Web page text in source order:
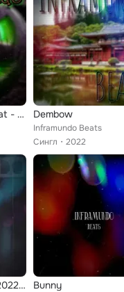
Uk Drill Bajo Type Beat - Instrumental 2022 Dembow
Inframundo Beats
Сингл
2022
Trap Drill Type Beat 2022 Instrumental Bunny